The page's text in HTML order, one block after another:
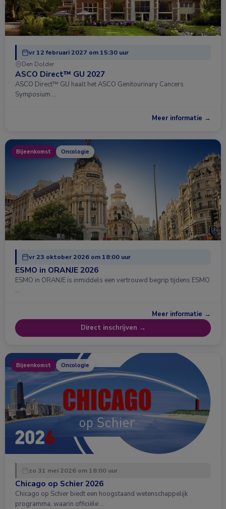
vr 12 februari 2027 om 15:30 uur
Den Dolder
ASCO Direct™ GU 2027
ASCO Direct™ GU haalt het ASCO Genitourinary Cancers
Symposium …
Meer informatie →
Bijeenkomst Oncologie
vr 23 oktober 2026 om 18:00 uur
ESMO in ORANJE 2026
ESMO in ORANJE is inmiddels een vertrouwd begrip tijdens ESMO
…
Meer informatie →
Direct inschrijven →
Bijeenkomst Oncologie
zo 31 mei 2026 om 18:00 uur
Chicago op Schier 2026
Chicago op Schier biedt een hoogstaand wetenschappelijk
programma, waarin officiële …